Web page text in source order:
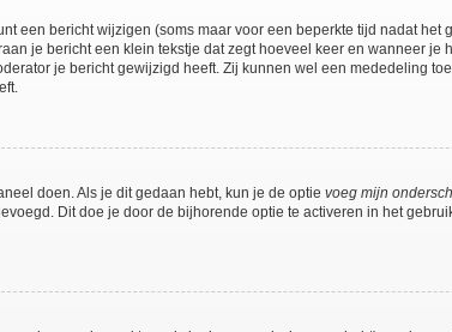
een bericht wijzigen (soms maar voor een beperkte tijd nadat het
je bericht een klein tekstje dat zegt hoeveel keer en wanneer je
je bericht gewijzigd heeft. Zij kunnen wel een mededeling
doen. Als je dit gedaan hebt, kun je de optie voeg mijn
Dit doe je door de bijhorende optie te activeren in het